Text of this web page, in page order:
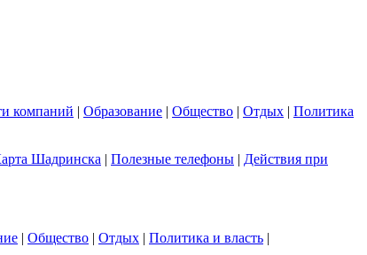
компаний | Образование | Общество | Отдых | Политика
Шадринска | Полезные телефоны | Действия при
| Общество | Отдых | Политика и власть |